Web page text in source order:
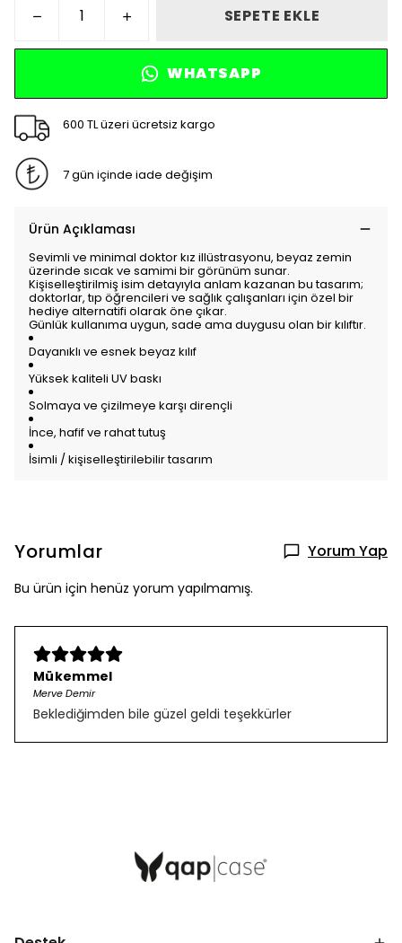
SEPETE EKLE
WHATSAPP
600 TL üzeri ücretsiz kargo
7 gün içinde iade değişim
Ürün Açıklaması
Sevimli ve minimal doktor kız illüstrasyonu, beyaz zemin
üzerinde sıcak ve samimi bir görünüm sunar.
Kişiselleştirilmiş isim detayıyla anlam kazanan bu tasarım;
doktorlar, tıp öğrencileri ve sağlık çalışanları için özel bir
hediye alternatifi olarak öne çıkar.
Günlük kullanıma uygun, sade ama duygusu olan bir kılıftır.
Dayanıklı ve esnek beyaz kılıf
Yüksek kaliteli UV baskı
Solmaya ve çizilmeye karşı dirençli
İnce, hafif ve rahat tutuş
İsimli / kişiselleştirilebilir tasarım
Yorumlar Yorum Yap
Bu ürün için henüz yorum yapılmamış.
Mükemmel
Merve Demir
Beklediğimden bile güzel geldi teşekkürler